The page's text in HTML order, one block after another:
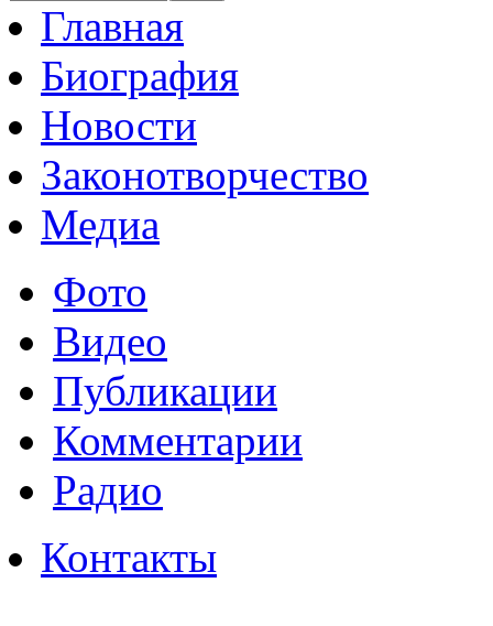
Главная
Биография
Новости
Законотворчество
Медиа
Фото
Видео
Публикации
Комментарии
Радио
Контакты